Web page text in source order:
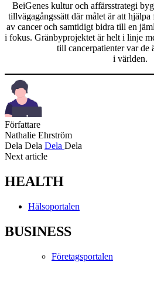
BeiGenes kultur och affärsstrategi
tillvägagångssätt där målet är att
av cancer och samtidigt bidra till en
i fokus. Gränbyprojektet är helt i linje
till cancerpatienter var de
i världen.
Författare
Nathalie Ehrström
Dela Dela Dela Dela
Next article
HEALTH
Hälsoportalen
BUSINESS
Företagsportalen